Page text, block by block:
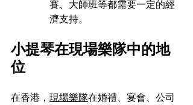
賽、大師班等都需要一定的經
濟支持。
小提琴在現場樂隊中的地
位
在香港， 現場樂隊在婚禮、宴會、公司